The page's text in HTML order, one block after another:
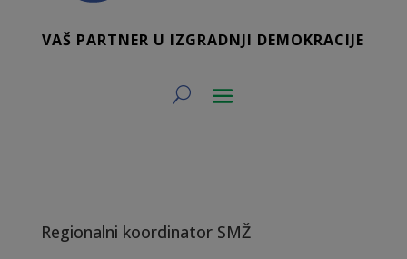
VAŠ PARTNER U IZGRADNJI DEMOKRACIJE
Regionalni koordinator SMŽ